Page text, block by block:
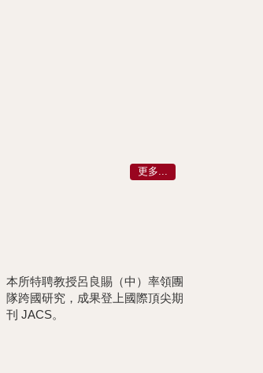
更多...
本所特聘教授呂良賜（中）率領團
隊跨國研究，成果登上國際頂尖期
刊 JACS。